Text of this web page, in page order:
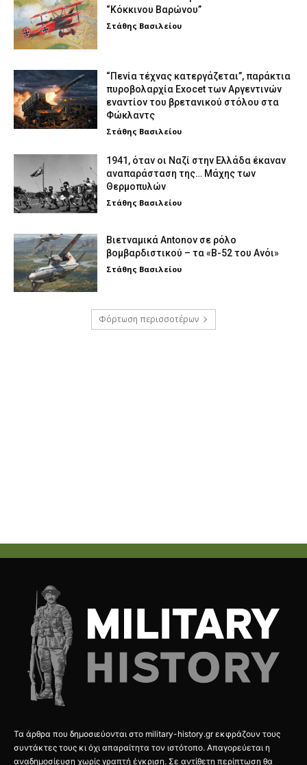
“Κόκκινου Βαρώνου”
Στάθης Βασιλείου
“Πενία τέχνας κατεργάζεται”, παράκτια
πυροβολαρχία Exocet των Αργεντινών
εναντίον του βρετανικού στόλου στα
Φώκλαντς
Στάθης Βασιλείου
1941, όταν οι Ναζί στην Ελλάδα έκαναν
αναπαράσταση της… Μάχης των
Θερμοπυλών
Στάθης Βασιλείου
Βιετναμικά Antonov σε ρόλο
βομβαρδιστικού – τα «Β-52 του Ανόι»
Στάθης Βασιλείου
Φόρτωση περισσοτέρων
Τα άρθρα που δημοσιεύονται στο military-history.gr εκφράζουν τους
συντάκτες τους κι όχι απαραίτητα τον ιστότοπο. Απαγορεύεται η
αναδημοσίευση χωρίς γραπτή έγκριση. Σε αντίθετη περίπτωση θα